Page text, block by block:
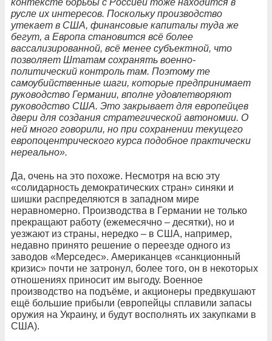
контексте борьбы с Россией тоже находится в
русле их интересов. Поскольку производство
утекает в США, финансовые капиталы туда же
бегут, а Европа становится всё более
вассализированной, всё менее субъектной, что
позволяет Штатам сохранять военно-
политический контроль там. Поэтому те
самоубийственные шаги, которые предпринимает
руководство Германии, вполне удовлетворяют
руководство США. Это закрывает для европейцев
двери для создания стратегической автономии. О
ней много говорили, но при сохранении текущего
европоцентрического курса подобное практически
нереально».
Да, очень на это похоже. Несмотря на всю эту
«солидарность демократических стран» синяки и
шишки распределяются в западном мире
неравномерно. Производства в Германии не только
прекращают работу (ежемесячно – десятки), но и
уезжают из страны, нередко – в США, например,
недавно принято решение о переезде одного из
заводов «Мерседес». Американцев «санкционный
кризис» почти не затронул, более того, он в некоторых
отношениях приносит им выгоду. Военное
производство на подъёме, и акционеры предвкушают
ещё большие прибыли (европейцы сплавили запасы
оружия на Украину, и будут восполнять их закупками в
США).